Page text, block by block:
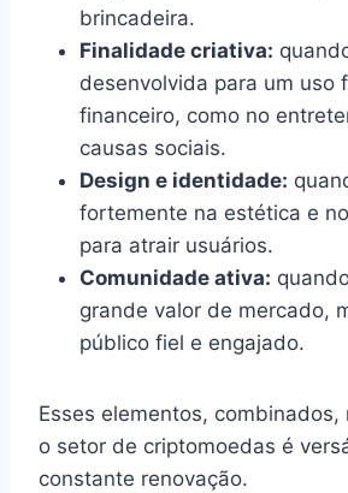
brincadeira.
Finalidade criativa:
desenvolvida para um uso
financeiro, como no
causas sociais.
Design e identidade:
fortemente na estética e
para atrair usuários.
Comunidade ativa:
grande valor de mercado,
público fiel e engajado.
Esses elementos, combinados,
o setor de criptomoedas é
constante renovação.